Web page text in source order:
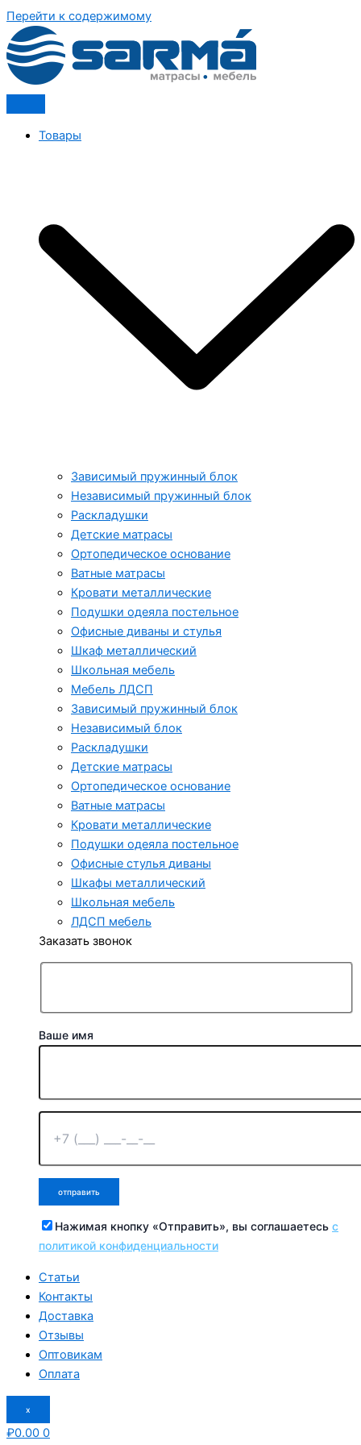
Перейти к содержимому
Товары
Зависимый пружинный блок
Независимый пружинный блок
Раскладушки
Детские матрасы
Ортопедическое основание
Ватные матрасы
Кровати металлические
Подушки одеяла постельное
Офисные диваны и стулья
Шкаф металлический
Школьная мебель
Мебель ЛДСП
Зависимый пружинный блок
Независимый блок
Раскладушки
Детские матрасы
Ортопедическое основание
Ватные матрасы
Кровати металлические
Подушки одеяла постельное
Офисные стулья диваны
Шкафы металлический
Школьная мебель
ЛДСП мебель
Заказать звонок
Ваше имя
Нажимая кнопку «Отправить», вы соглашаетесь с
политикой конфиденциальности
Статьи
Контакты
Доставка
Отзывы
Оптовикам
Оплата
x
₽0.00 0